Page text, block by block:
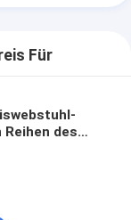
Für
des